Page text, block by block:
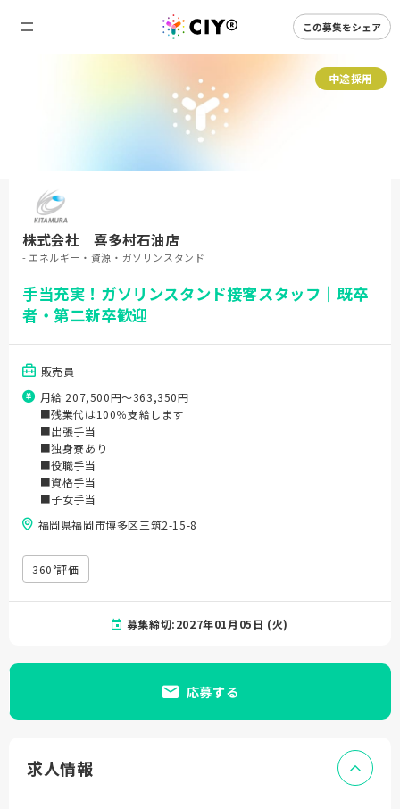
この募集をシェア
中途採用
株式会社 喜多村石油店
- エネルギー・資源・ガソリンスタンド
手当充実！ガソリンスタンド接客スタッフ｜既卒
者・第二新卒歓迎
販売員
月給 207,500円〜363,350円
■残業代は100％支給します
■出張手当
■独身寮あり
■役職手当
■資格手当
■子女手当
福岡県福岡市博多区三筑2-15-8
360°評価
募集締切:2027年01月05日 (火)
応募する
求人情報